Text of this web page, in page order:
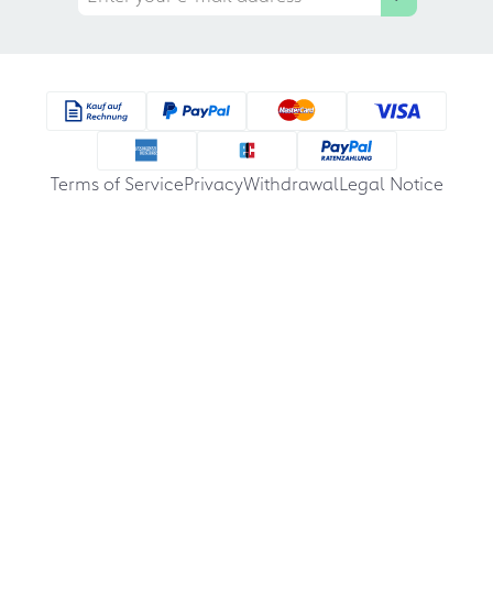
Terms of ServicePrivacyWithdrawalLegal Notice